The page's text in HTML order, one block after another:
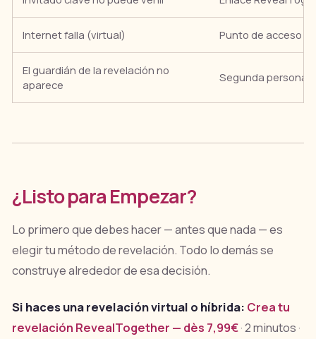
Internet falla (virtual) Punto de acceso
El guardián de la revelación no
aparece
Segunda persona
¿Listo para Empezar?
Lo primero que debes hacer — antes que nada — es
elegir tu método de revelación. Todo lo demás se
construye alrededor de esa decisión.
Si haces una revelación virtual o híbrida: Crea tu
revelación RevealTogether — dès 7,99€· 2 minutos ·